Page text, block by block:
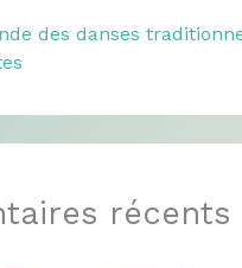
des danses
récents